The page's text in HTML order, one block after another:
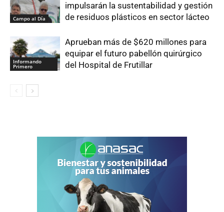
Campo al Día
impulsarán la sustentabilidad y gestión
de residuos plásticos en sector lácteo
Informando
Primero
Aprueban más de $620 millones para
equipar el futuro pabellón quirúrgico
del Hospital de Frutillar